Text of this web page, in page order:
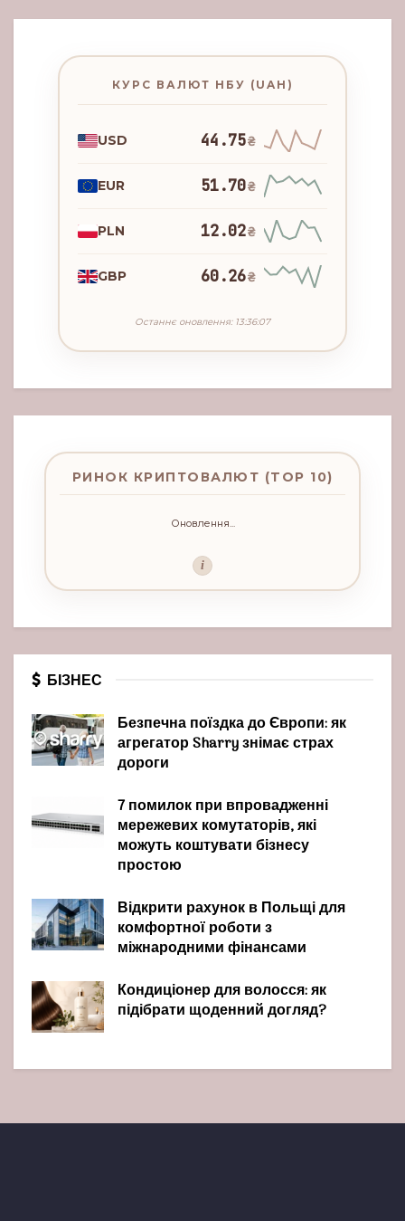
КУРС ВАЛЮТ НБУ (UAH)
USD 44.75₴
EUR 51.70₴
PLN 12.02₴
GBP 60.26₴
Останнє оновлення: 13:36:07
РИНОК КРИПТОВАЛЮТ (TOP 10)
Оновлення...
i
БІЗНЕС
Безпечна поїздка до Європи: як
агрегатор Sharry знімає страх
дороги
7 помилок при впровадженні
мережевих комутаторів, які
можуть коштувати бізнесу
простою
Відкрити рахунок в Польщі для
комфортної роботи з
міжнародними фінансами
Кондиціонер для волосся: як
підібрати щоденний догляд?